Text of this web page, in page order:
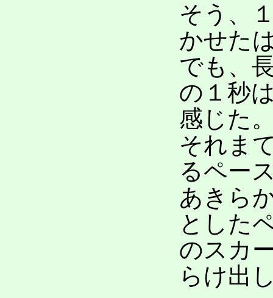
そう、
かせた
でも、
の１秒
感じた
それま
るペー
あきら
とした
のスカ
らけ出